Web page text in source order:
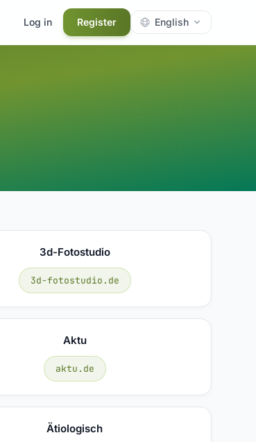
Log in Register English
3d-Fotostudio
3d-fotostudio.de
Aktu
aktu.de
Ätiologisch